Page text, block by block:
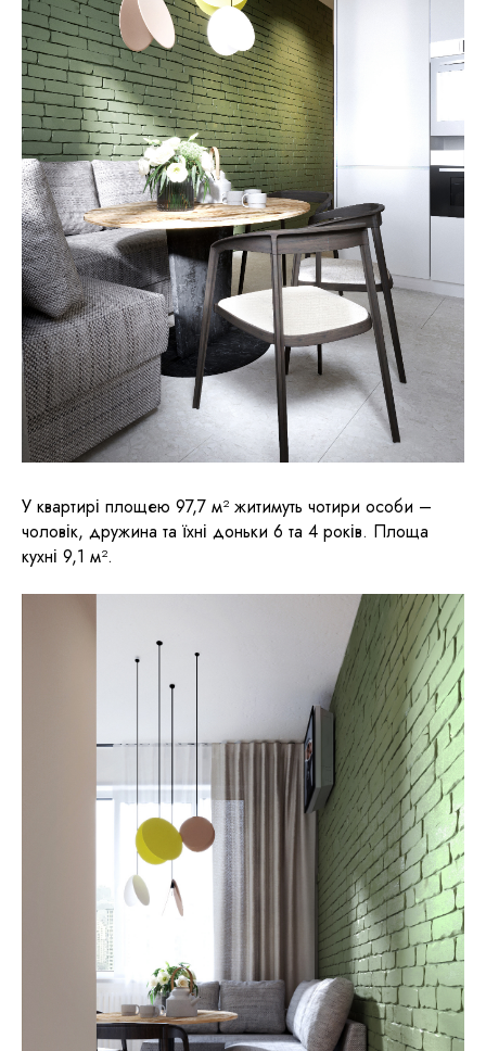
У квартирі площею 97,7 м² житимуть чотири особи –
чоловік, дружина та їхні доньки 6 та 4 років. Площа
кухні 9,1 м².